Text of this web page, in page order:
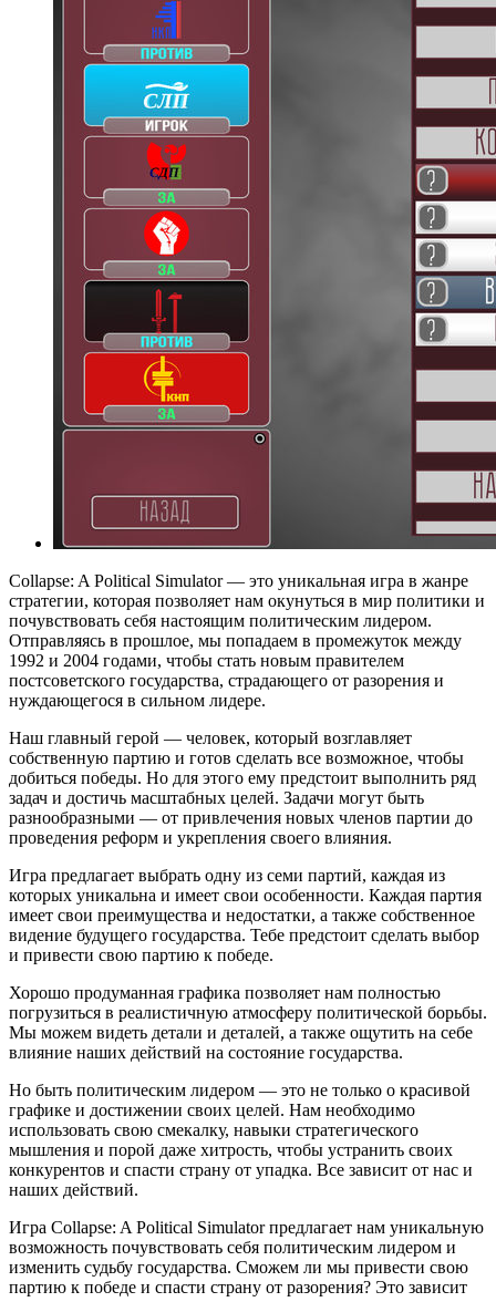
Collapse: A Political Simulator — это уникальная игра в жанре
стратегии, которая позволяет нам окунуться в мир политики и
почувствовать себя настоящим политическим лидером.
Отправляясь в прошлое, мы попадаем в промежуток между
1992 и 2004 годами, чтобы стать новым правителем
постсоветского государства, страдающего от разорения и
нуждающегося в сильном лидере.
Наш главный герой — человек, который возглавляет
собственную партию и готов сделать все возможное, чтобы
добиться победы. Но для этого ему предстоит выполнить ряд
задач и достичь масштабных целей. Задачи могут быть
разнообразными — от привлечения новых членов партии до
проведения реформ и укрепления своего влияния.
Игра предлагает выбрать одну из семи партий, каждая из
которых уникальна и имеет свои особенности. Каждая партия
имеет свои преимущества и недостатки, а также собственное
видение будущего государства. Тебе предстоит сделать выбор
и привести свою партию к победе.
Хорошо продуманная графика позволяет нам полностью
погрузиться в реалистичную атмосферу политической борьбы.
Мы можем видеть детали и деталей, а также ощутить на себе
влияние наших действий на состояние государства.
Но быть политическим лидером — это не только о красивой
графике и достижении своих целей. Нам необходимо
использовать свою смекалку, навыки стратегического
мышления и порой даже хитрость, чтобы устранить своих
конкурентов и спасти страну от упадка. Все зависит от нас и
наших действий.
Игра Collapse: A Political Simulator предлагает нам уникальную
возможность почувствовать себя политическим лидером и
изменить судьбу государства. Сможем ли мы привести свою
партию к победе и спасти страну от разорения? Это зависит